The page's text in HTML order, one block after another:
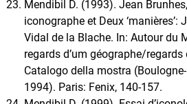
Mendibil D. (1993). Jean
iconographe et Deux ‘manières’:
Vidal de la Blache. In: Autour du
regards d’um géographe/
Catalogo della mostra
1994). Paris: Fenix, 140-157.